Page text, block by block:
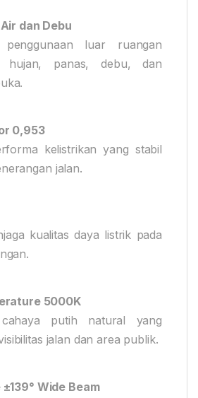
dan Debu
luar ruangan
hujan, panas, debu, dan
0,953
kelistrikan yang stabil
jalan.
kualitas daya listrik pada
5000K
cahaya putih natural yang
jalan dan area publik.
Wide Beam